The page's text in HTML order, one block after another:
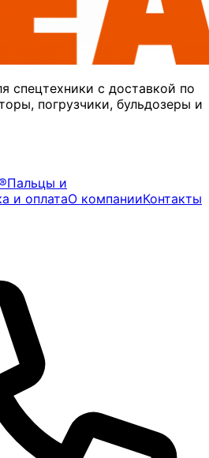
спецтехники с доставкой по
погрузчики, бульдозеры и
Пальцы и
и оплатаО компанииКонтакты